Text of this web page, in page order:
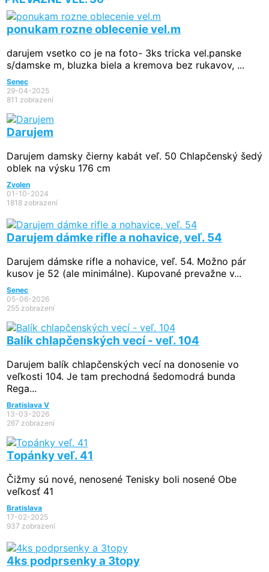
ponukam rozne oblecenie vel.m
darujem vsetko co je na foto- 3ks tricka vel.panske
s/damske m, bluzka biela a kremova bez rukavov, ...
Senec
29-04-2025
811 zobrazení
Darujem
Darujem damsky čierny kabát veľ. 50 Chlapčenský šedý
oblek na výsku 176 cm
Zvolen
01-10-2024
1818 zobrazení
Darujem dámke rifle a nohavice, veľ. 54
Darujem dámske rifle a nohavice, veľ. 54. Možno pár
kusov je 52 (ale minimálne). Kupované prevažne v...
Senec
05-06-2026
255 zobrazení
Balík chlapčenských vecí - veľ. 104
Darujem balík chlapčenských vecí na donosenie vo
veľkosti 104. Je tam prechodná šedomodrá bunda
Rega...
Bratislava V
13-03-2026
267 zobrazení
Topánky veľ. 41
Čižmy sú nové, nenosené Tenisky boli nosené Obe
veľkosť 41
Bratislava
17-02-2025
937 zobrazení
4ks podprsenky a 3topy